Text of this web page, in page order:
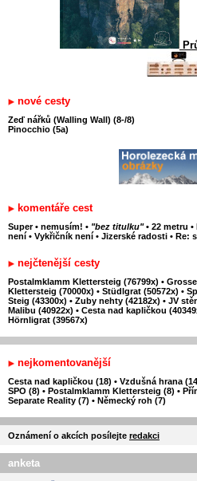
nové cesty
Zeď nářků (Walling Wall) (8-/8)
Pinocchio (5a)
komentáře cest
Super • nemusím! • "bez titulku" • 22 metru •
není • Vykřičník není • Jizerské radosti • Re:
nejčtenější cesty
Postalmklamm Klettersteig (76799x) •
Klettersteig (70000x) • Stüdlgrat (50572x) •
Steig (43300x) • Zuby nehty (42182x) • JV
Malibu (40922x) • Cesta nad kapličkou
Hörnligrat (39567x)
nejkomentovanější
Cesta nad kapličkou (18) • Vzdušná hrana
SPO (8) • Postalmklamm Klettersteig (8) •
Separate Reality (7) • Německý roh (7)
Oznámení o akcích posílejte redakci
anketa